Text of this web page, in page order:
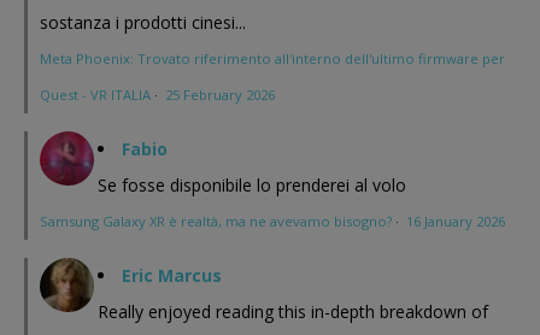
sostanza i prodotti cinesi...
Meta Phoenix: Trovato riferimento all'interno dell'ultimo firmware per
Quest - VR ITALIA · 25 February 2026
Fabio
Se fosse disponibile lo prenderei al volo
Samsung Galaxy XR è realtà, ma ne avevamo bisogno? · 16 January 2026
Eric Marcus
Really enjoyed reading this in-depth breakdown of